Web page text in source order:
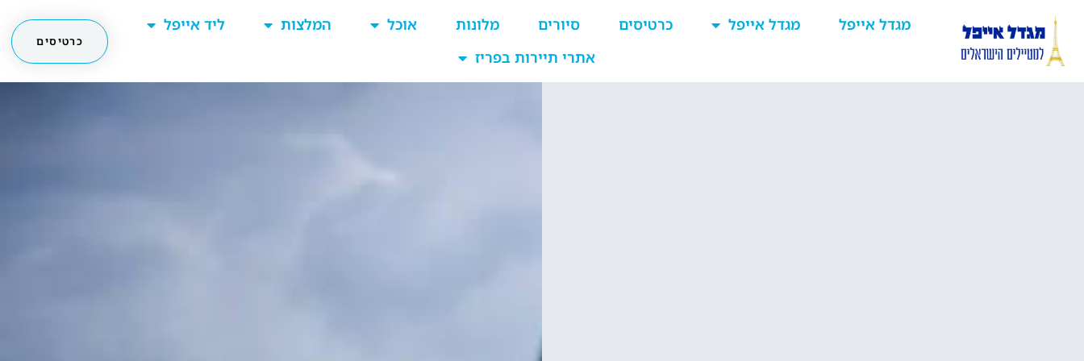
מגדל אייפל מגדל אייפל כרטיסים סיורים מלונות אוכל המלצות
ליד אייפל
אתרי תיירות בפריז
כרטיסים